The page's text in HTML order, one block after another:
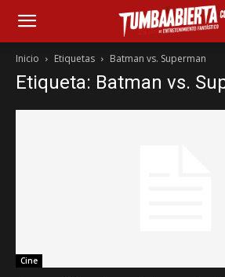
Inicio Etiquetas Batman vs. Superman
Etiqueta: Batman vs.
Cine